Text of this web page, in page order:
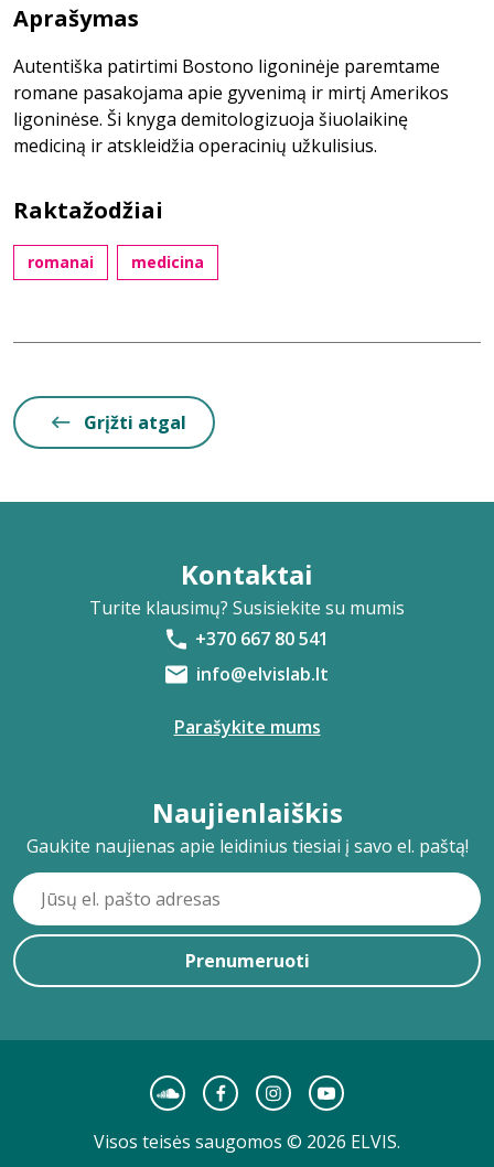
Aprašymas
Autentiška patirtimi Bostono ligoninėje paremtame
romane pasakojama apie gyvenimą ir mirtį Amerikos
ligoninėse. Ši knyga demitologizuoja šiuolaikinę
mediciną ir atskleidžia operacinių užkulisius.
Raktažodžiai
romanai medicina
Grįžti atgal
Kontaktai
Turite klausimų? Susisiekite su mumis
+370 667 80 541
info@elvislab.lt
Parašykite mums
Naujienlaiškis
Gaukite naujienas apie leidinius tiesiai į savo el. paštą!
Prenumeruoti
Visos teisės saugomos © 2026 ELVIS.